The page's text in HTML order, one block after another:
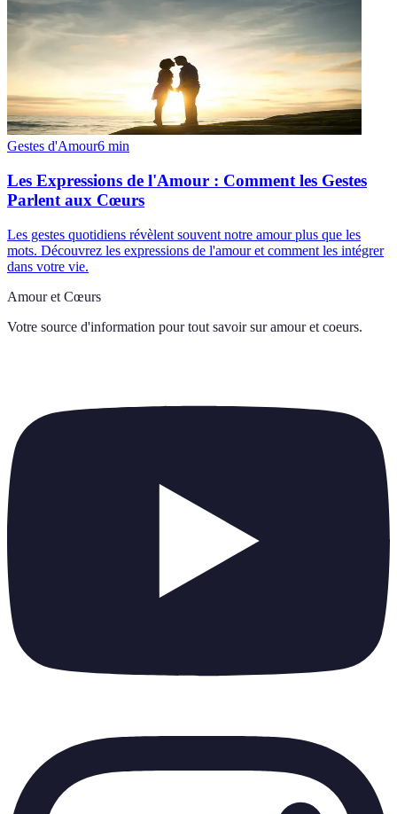
Gestes d'Amour6 min
Les Expressions de l'Amour : Comment les Gestes
Parlent aux Cœurs
Les gestes quotidiens révèlent souvent notre amour plus que les
mots. Découvrez les expressions de l'amour et comment les intégrer
dans votre vie.
Amour et Cœurs
Votre source d'information pour tout savoir sur amour et coeurs.